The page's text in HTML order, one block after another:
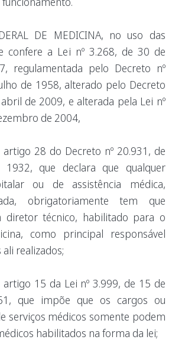
DE MEDICINA, no uso das
confere a Lei nº 3.268, de 30 de
regulamentada pelo Decreto nº
de 1958, alterado pelo Decreto
de 2009, e alterada pela Lei nº
de 2004,
artigo 28 do Decreto nº 20.931, de
que declara que qualquer
ou de assistência médica,
obrigatoriamente tem que
diretor técnico, habilitado para o
como principal responsável
realizados;
artigo 15 da Lei nº 3.999, de 15 de
que impõe que os cargos ou
serviços médicos somente podem
habilitados na forma da lei;